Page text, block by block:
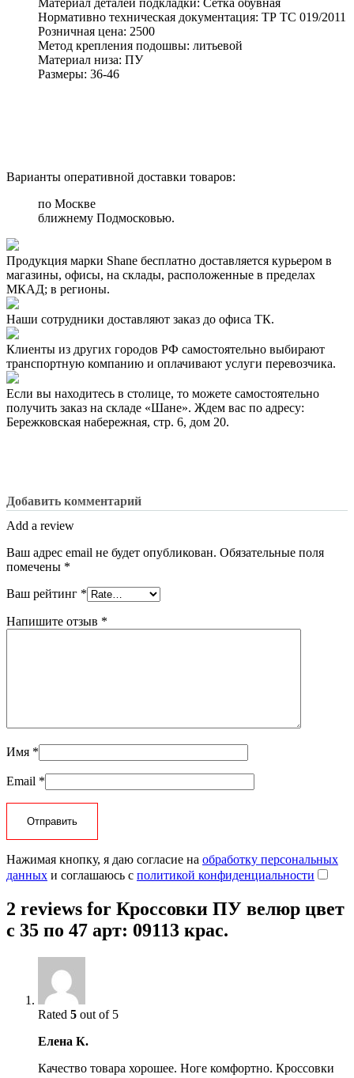
Нормативно техническая документация: ТР ТС 019/2011
Розничная цена: 2500
Метод крепления подошвы: литьевой
Материал низа: ПУ
Размеры: 36-46
Варианты оперативной доставки товаров:
по Москве
ближнему Подмосковью.
Продукция марки Shane бесплатно доставляется курьером в
магазины, офисы, на склады, расположенные в пределах
МКАД; в регионы.
Наши сотрудники доставляют заказ до офиса ТК.
Клиенты из других городов РФ самостоятельно выбирают
транспортную компанию и оплачивают услуги перевозчика.
Если вы находитесь в столице, то можете самостоятельно
получить заказ на складе «Шане». Ждем вас по адресу:
Бережковская набережная, стр. 6, дом 20.
Добавить комментарий
Add a review
Ваш адрес email не будет опубликован. Обязательные поля
помечены *
Ваш рейтинг *
Напишите отзыв *
Имя *
Email *
Нажимая кнопку, я даю согласие на обработку персональных
данных и соглашаюсь с политикой конфиденциальности
2 reviews for Кроссовки ПУ велюр цвет
с 35 по 47 арт: 09113 крас.
Rated 5 out of 5
Елена К.
Качество товара хорошее. Ноге комфортно. Кроссовки